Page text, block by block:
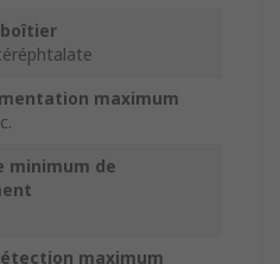
maximum
minimum de
maximum